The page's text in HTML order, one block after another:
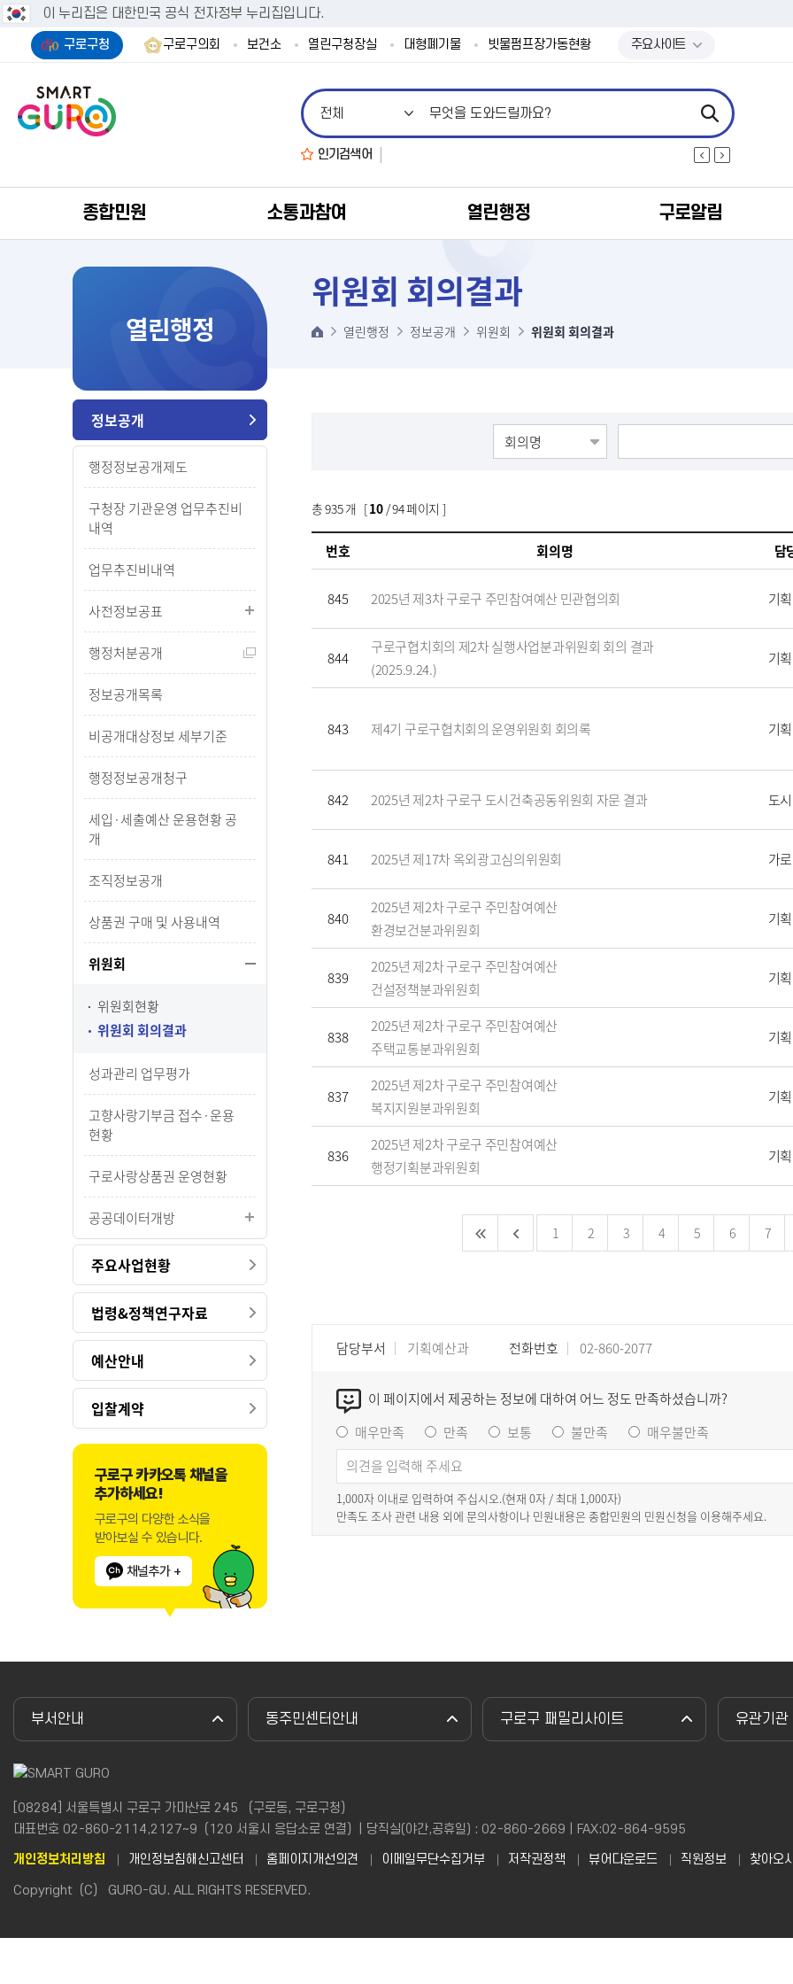
이 누리집은 대한민국 공식 전자정부 누리집입니다.
구로구청 구로구의회 보건소 열린구청장실 대형폐기물 빗물펌프장가동현황 주요사이트
인기검색어
종합민원 소통과참여 열린행정 구로알림
열린행정
정보공개
행정정보공개제도
구청장 기관운영 업무추진비
내역
업무추진비내역
사전정보공표
행정처분공개
정보공개목록
비공개대상정보 세부기준
행정정보공개청구
세입·세출예산 운용현황 공
개
조직정보공개
상품권 구매 및 사용내역
위원회
위원회현황
위원회 회의결과
성과관리 업무평가
고향사랑기부금 접수·운용
현황
구로사랑상품권 운영현황
공공데이터개방
주요사업현황
법령&정책연구자료
예산안내
입찰계약
구로구 카카오톡 채널을
추가하세요!
구로구의 다양한 소식을
받아보실 수 있습니다.
채널추가 +
위원회 회의결과
열린행정 정보공개 위원회 위원회 회의결과
총935개 [10/ 94 페이지 ]
번호 회의명 담
845 2025년 제3차 구로구 주민참여예산 민관협의회 기
844
구로구협치회의 제2차 실행사업분과위원회 회의 결과
(2025.9.24.)
기
843 제4기 구로구협치회의 운영위원회 회의록 기
842 2025년 제2차 구로구 도시건축공동위원회 자문 결과 도
841 2025년 제17차 옥외광고심의위원회 가
840
2025년 제2차 구로구 주민참여예산
환경보건분과위원회
기
839
2025년 제2차 구로구 주민참여예산
건설정책분과위원회
기
838
2025년 제2차 구로구 주민참여예산
주택교통분과위원회
기
837
2025년 제2차 구로구 주민참여예산
복지지원분과위원회
기
836
2025년 제2차 구로구 주민참여예산
행정기획분과위원회
기
1 2 3 4 5 6 7
담당부서 기획예산과 전화번호 02-860-2077
이 페이지에서 제공하는 정보에 대하여 어느 정도 만족하셨습니까?
매우만족
만족 보통 불만족 매우불만족
1,000자 이내로 입력하여 주십시오.(현재0자 / 최대 1,000자)
만족도 조사 관련 내용 외에 문의사항이나 민원내용은 종합민원의 민원신청을 이용해주세요.
부서안내 동주민센터안내 구로구 패밀리사이트 유관기관
[08284] 서울특별시 구로구 가마산로 245 （구로동, 구로구청）
대표번호 02-860-2114,2127~9（120 서울시 응답소로 연결）| 당직실(야간,공휴일) : 02-860-2669 | FAX:02-864-9595
개인정보처리방침
개인정보침해신고센터 홈페이지개선의견 이메일무단수집거부 저작권정책 뷰어다운로드 직원정보 찾아오
Copyright（C） GURO-GU. ALL RIGHTS RESERVED.